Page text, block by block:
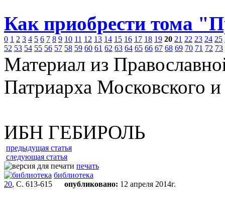
Как приобрести тома
0 1 2 3 4 5 6 7 8 9 10 11 12 13 14 15 16 17 18 19 20 21 22 23 24 25
52 53 54 55 56 57 58 59 60 61 62 63 64 65 66 67 68 69 70 71 72 73
Материал из
Патриарха Московского
ИБН ГЕБИРОЛЬ
предыдущая статья
следующая статья
печать
библиотека
20, С. 613-615 опубликовано: 12 апреля 2014г.